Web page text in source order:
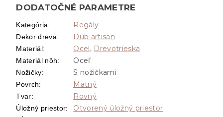
DODATOČNÉ PARAMETRE
Kategória: Regály
Dekor dreva: Dub artisan
Materiál: Ocel, Drevotrieska
Materiál nôh: Oceľ
Nožičky: S nožičkami
Povrch: Matný
Tvar: Rovný
Úložný priestor: Otvorený úložný priestor